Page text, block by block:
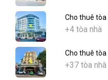
Cho thuê tòa
+4 tòa nhà
Cho thuê
+37 tòa nhà